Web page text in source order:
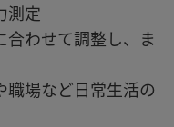
測定
わせて調整し、ま
職場など日常生活の